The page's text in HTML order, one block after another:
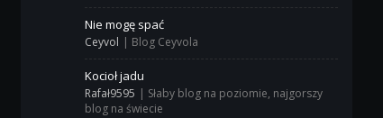
Nie mogę spać
Ceyvol | Blog Ceyvola
Kocioł jadu
Rafał9595 | Słaby blog na poziomie, najgorszy
blog na świecie